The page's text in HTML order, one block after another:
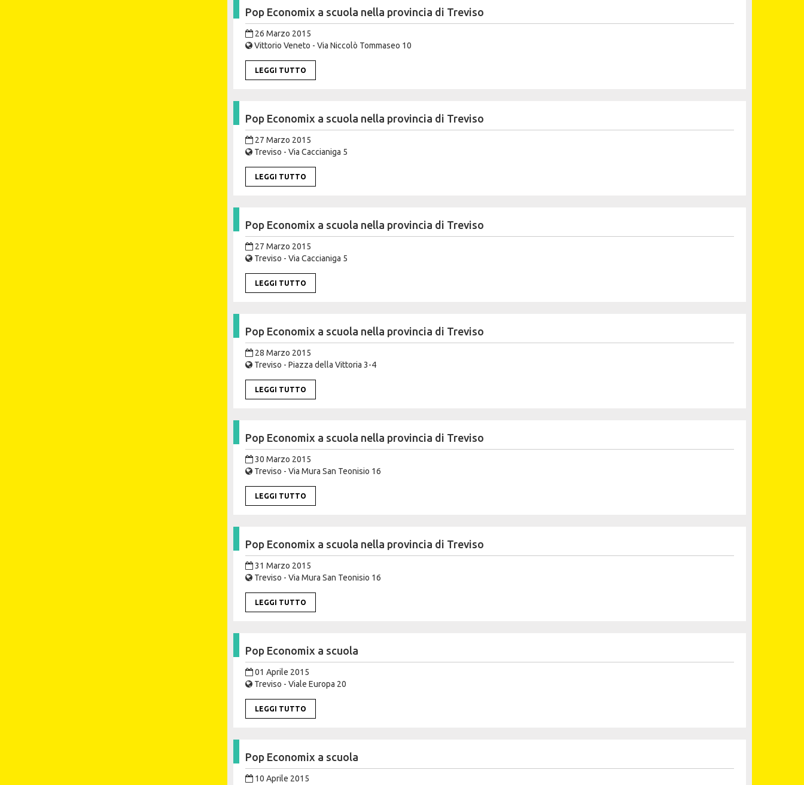
Pop Economix a scuola nella provincia di Treviso
26 Marzo 2015
Vittorio Veneto - Via Niccolò Tommaseo 10
LEGGI TUTTO
Pop Economix a scuola nella provincia di Treviso
27 Marzo 2015
Treviso - Via Caccianiga 5
LEGGI TUTTO
Pop Economix a scuola nella provincia di Treviso
27 Marzo 2015
Treviso - Via Caccianiga 5
LEGGI TUTTO
Pop Economix a scuola nella provincia di Treviso
28 Marzo 2015
Treviso - Piazza della Vittoria 3-4
LEGGI TUTTO
Pop Economix a scuola nella provincia di Treviso
30 Marzo 2015
Treviso - Via Mura San Teonisio 16
LEGGI TUTTO
Pop Economix a scuola nella provincia di Treviso
31 Marzo 2015
Treviso - Via Mura San Teonisio 16
LEGGI TUTTO
Pop Economix a scuola
01 Aprile 2015
Treviso - Viale Europa 20
LEGGI TUTTO
Pop Economix a scuola
10 Aprile 2015